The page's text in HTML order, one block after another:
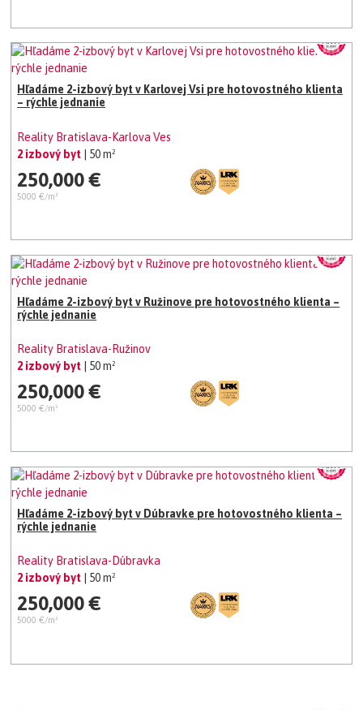
Hľadáme 2-izbový byt v Karlovej Vsi pre hotovostného klienta
– rýchle jednanie
Reality Bratislava-Karlova Ves
2 izbový byt
| 50 m²
250,000 €
5000 €/m²
Hľadáme 2-izbový byt v Ružinove pre hotovostného klienta –
rýchle jednanie
Reality Bratislava-Ružinov
2 izbový byt
| 50 m²
250,000 €
5000 €/m²
Hľadáme 2-izbový byt v Dúbravke pre hotovostného klienta –
rýchle jednanie
Reality Bratislava-Dúbravka
2 izbový byt
| 50 m²
250,000 €
5000 €/m²